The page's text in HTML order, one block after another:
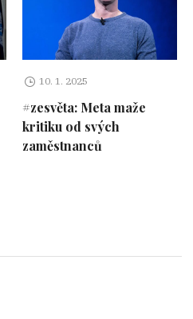
10. 1. 2025
#zesvěta: Meta maže
kritiku od svých
zaměstnanců